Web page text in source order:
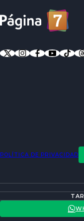
POLÍTICA DE PRIVACIDAD
ACTUALIDAD
POLÍTICA DE PRIVACIDAD